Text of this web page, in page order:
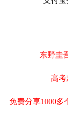
东野圭
高考
免费分享1000